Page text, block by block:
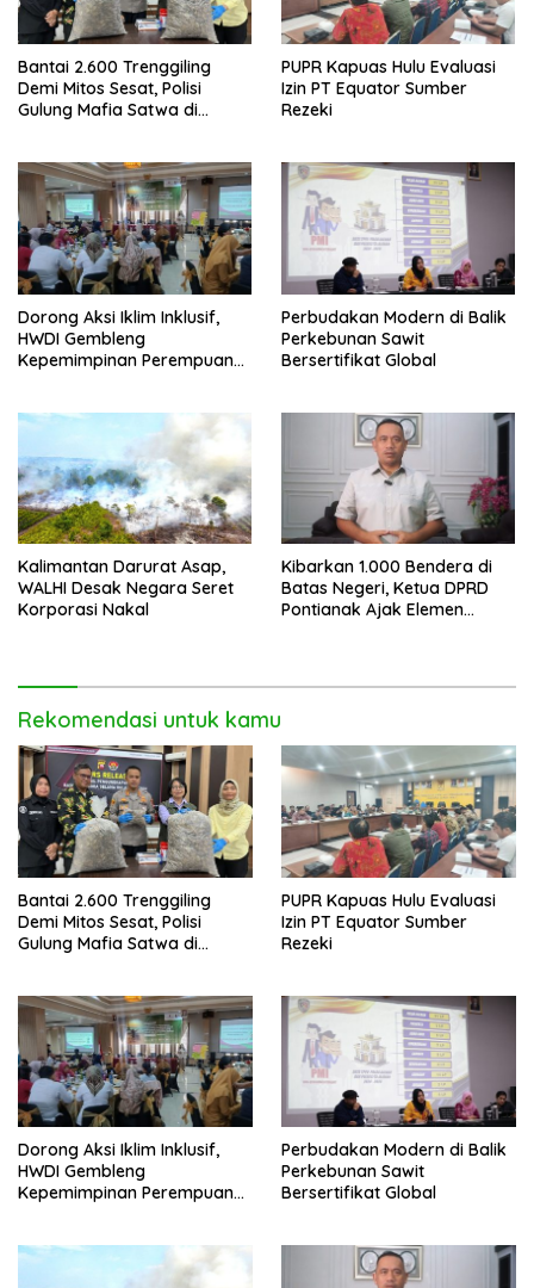
Bantai 2.600 Trenggiling
Demi Mitos Sesat, Polisi
Gulung Mafia Satwa di
PUPR Kapuas Hulu Evaluasi
Izin PT Equator Sumber
Rezeki
Dorong Aksi Iklim Inklusif,
HWDI Gembleng
Kepemimpinan Perempuan
Perbudakan Modern di Balik
Perkebunan Sawit
Bersertifikat Global
Kalimantan Darurat Asap,
WALHI Desak Negara Seret
Korporasi Nakal
Kibarkan 1.000 Bendera di
Batas Negeri, Ketua DPRD
Pontianak Ajak Elemen
Rekomendasi untuk kamu
Bantai 2.600 Trenggiling
Demi Mitos Sesat, Polisi
Gulung Mafia Satwa di
PUPR Kapuas Hulu Evaluasi
Izin PT Equator Sumber
Rezeki
Dorong Aksi Iklim Inklusif,
HWDI Gembleng
Kepemimpinan Perempuan
Perbudakan Modern di Balik
Perkebunan Sawit
Bersertifikat Global